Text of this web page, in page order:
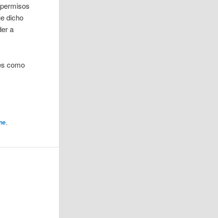
dicho
a
como
,